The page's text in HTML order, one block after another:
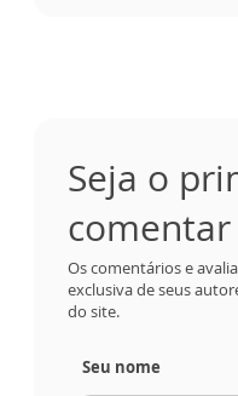
Seja o
comentar
Os comentários e
exclusiva de seus
do site.
Seu nome